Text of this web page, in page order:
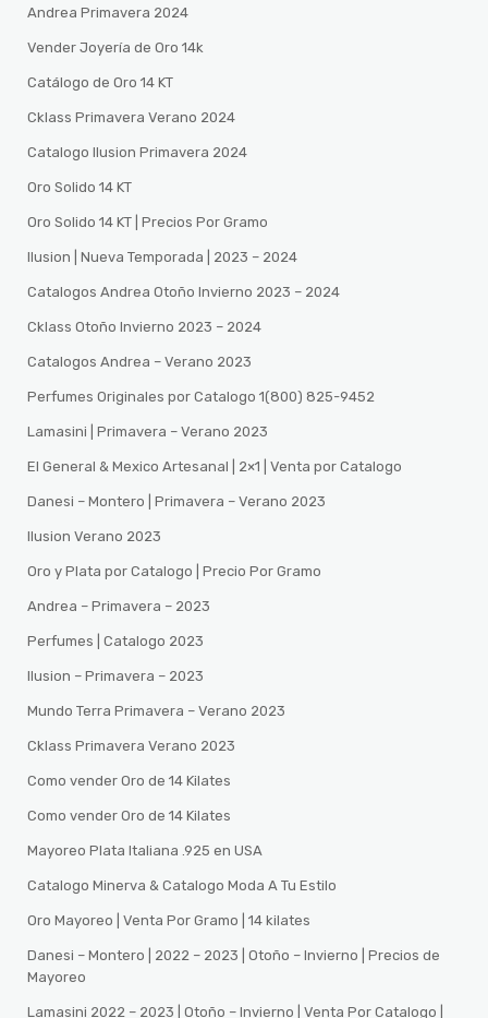
Andrea Primavera 2024
Vender Joyería de Oro 14k
Catálogo de Oro 14 KT
Cklass Primavera Verano 2024
Catalogo Ilusion Primavera 2024
Oro Solido 14 KT
Oro Solido 14 KT | Precios Por Gramo
Ilusion | Nueva Temporada | 2023 – 2024
Catalogos Andrea Otoño Invierno 2023 – 2024
Cklass Otoño Invierno 2023 – 2024
Catalogos Andrea – Verano 2023
Perfumes Originales por Catalogo 1(800) 825-9452
Lamasini | Primavera – Verano 2023
El General & Mexico Artesanal | 2×1 | Venta por Catalogo
Danesi – Montero | Primavera – Verano 2023
Ilusion Verano 2023
Oro y Plata por Catalogo | Precio Por Gramo
Andrea – Primavera – 2023
Perfumes | Catalogo 2023
Ilusion – Primavera – 2023
Mundo Terra Primavera – Verano 2023
Cklass Primavera Verano 2023
Como vender Oro de 14 Kilates
Como vender Oro de 14 Kilates
Mayoreo Plata Italiana .925 en USA
Catalogo Minerva & Catalogo Moda A Tu Estilo
Oro Mayoreo | Venta Por Gramo | 14 kilates
Danesi – Montero | 2022 – 2023 | Otoño – Invierno | Precios de
Mayoreo
Lamasini 2022 – 2023 | Otoño – Invierno | Venta Por Catalogo |